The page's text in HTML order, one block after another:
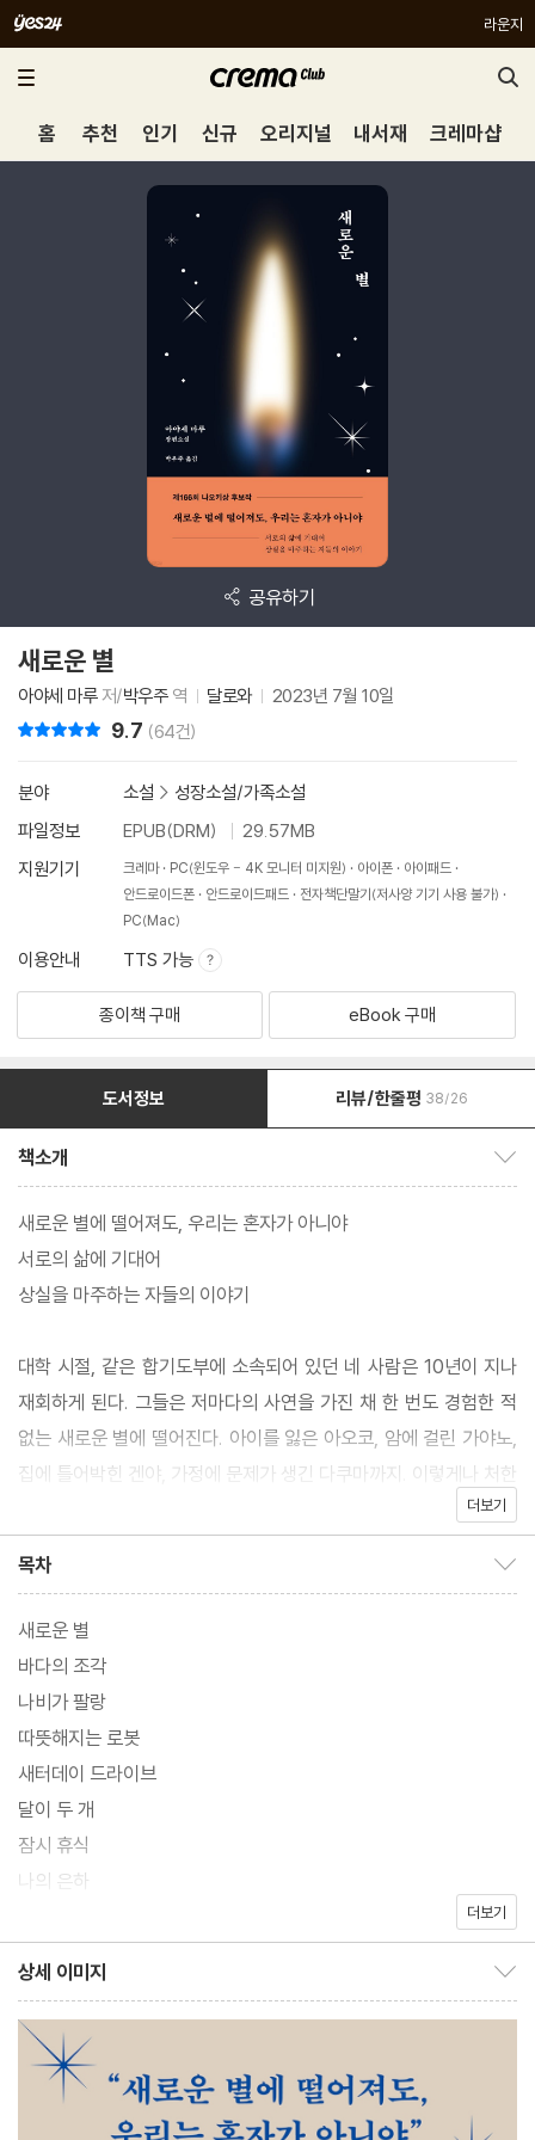
라운지
홈 추천 인기 신규 오리지널 내서재 크레마샵
공유하기
새로운 별
아야세 마루저/박우주역 달로와 2023년 7월 10일
9.7 (64건)
분야 소설 > 성장소설/가족소설
파일정보
EPUB(DRM)
29.57MB
지원기기
크레마 PC(윈도우 - 4K 모니터 미지원) 아이폰
아이패드
안드로이드폰
안드로이드패드
전자책단말기(저사양 기기 사용 불가)
PC(Mac)
이용안내 TTS 가능
종이책 구매 eBook 구매
도서정보 리뷰/한줄평 38/26
책소개
새로운 별에 떨어져도, 우리는 혼자가 아니야
서로의 삶에 기대어
상실을 마주하는 자들의 이야기
대학 시절, 같은 합기도부에 소속되어 있던 네 사람은 10년이 지나
재회하게 된다. 그들은 저마다의 사연을 가진 채 한 번도 경험한 적
없는 새로운 별에 떨어진다. 아이를 잃은 아오코, 암에 걸린 가야노,
집에 틀어박힌 겐야, 가정에 문제가 생긴 다쿠마까지. 이렇게나 처한
상황과 사정이 다른 네 사람이 다시 만난다고 해서 인생이 달라질 수
될 수 있을까? 네 사람에게 여전히 유효한 공통점은 대학 시절 때 함
께했던 합기도, 그거 하나다. 각자의 사정을 함구한 채 매주 같은 합
기도장에서 만나, 아무런 조건도, 상황도, 상태도 따지지 않고 몸과
몸만을 부딪쳐 가며 운동을 한다. 각자의 장점이 살아 있는 기술은 1
0년 전과 변함이 없다.
그들은 지금 ‘새로운 별’에 떨어졌다. 한 번도 와본 적 없는, 올 것이
라 상상도 해본 적 없는 낯선 곳에서 어디로 가야 할지 갈피를 잡지
못하고 있다. 지금껏 그들이 살아온 것으로는 이곳에서 살아남을 수
없다. 과연 그들은 새로운 별에서 서로를 구원할 수 있을까?
더보기
목차
새로운 별
바다의 조각
나비가 팔랑
따뜻해지는 로봇
새터데이 드라이브
달이 두 개
잠시 휴식
나의 은하
더보기
상세 이미지